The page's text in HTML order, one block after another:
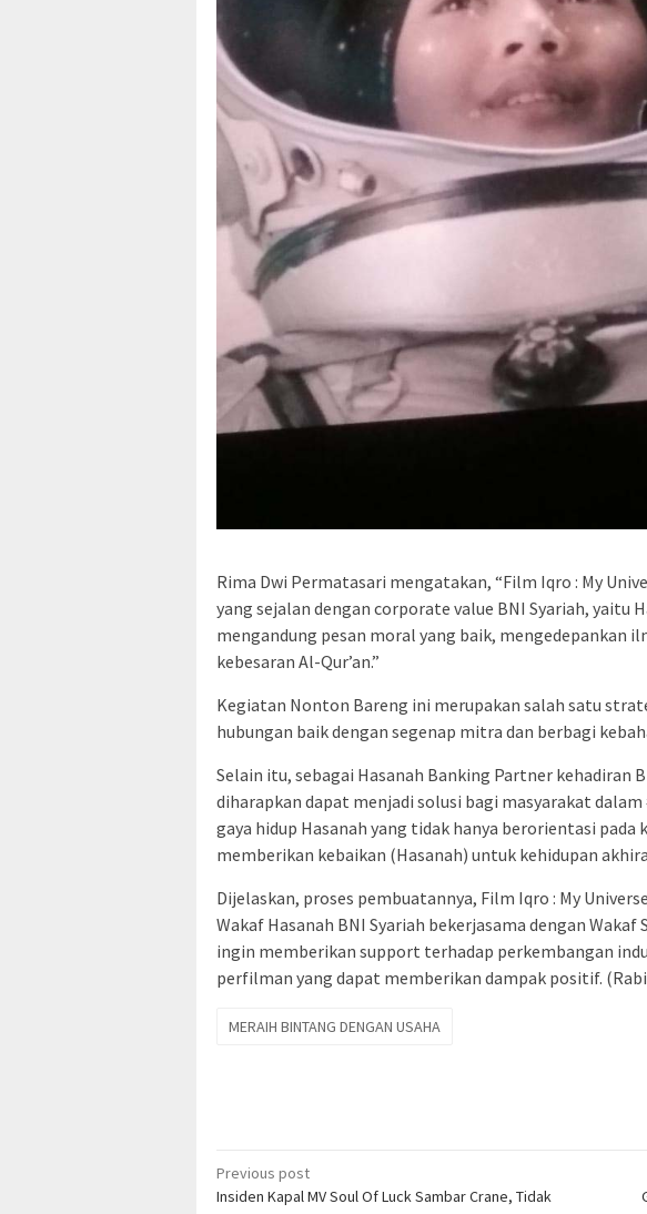
Rima Dwi Permatasari mengatakan, “Film Iqro : My
yang sejalan dengan corporate value BNI Syariah, yaitu
mengandung pesan moral yang baik, mengedepankan
kebesaran Al-Qur’an.”
Kegiatan Nonton Bareng ini merupakan salah satu
hubungan baik dengan segenap mitra dan berbagi
Selain itu, sebagai Hasanah Banking Partner kehadiran
diharapkan dapat menjadi solusi bagi masyarakat
gaya hidup Hasanah yang tidak hanya berorientasi
memberikan kebaikan (Hasanah) untuk kehidupan
Dijelaskan, proses pembuatannya, Film Iqro : My
Wakaf Hasanah BNI Syariah bekerjasama dengan
ingin memberikan support terhadap perkembangan
perfilman yang dapat memberikan dampak positif.
MERAIH BINTANG DENGAN USAHA
Post
Previous post
Insiden Kapal MV Soul Of Luck Sambar Crane, Tidak